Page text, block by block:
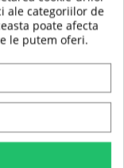
!
ale categoriilor de
poate afecta
le putem oferi.